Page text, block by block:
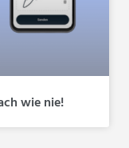
wie nie!